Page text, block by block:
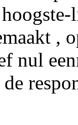
,
nul